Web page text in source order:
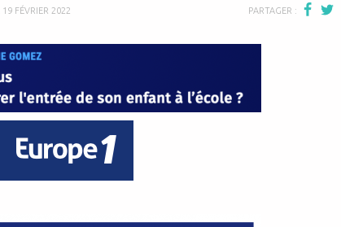
Développement
Hygiène
Médicaments
PARTAGER :
19 FÉVRIER 2022